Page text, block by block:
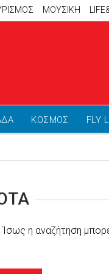
ΜΟΥΣΙΚΗ
ΚΟΣΜΟΣ FLY
η αναζήτηση